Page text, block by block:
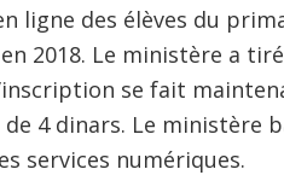
ligne des élèves du
2018. Le ministère a
se fait
4 dinars. Le ministère
services numériques.